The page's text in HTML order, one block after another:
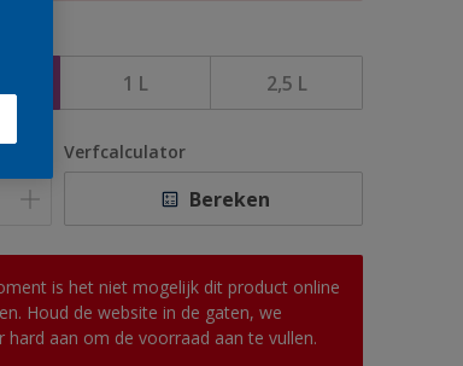
1 L 2,5 L
Verfcalculator
Bereken
is het niet mogelijk dit product online
Houd de website in de gaten, we
hard aan om de voorraad aan te vullen.